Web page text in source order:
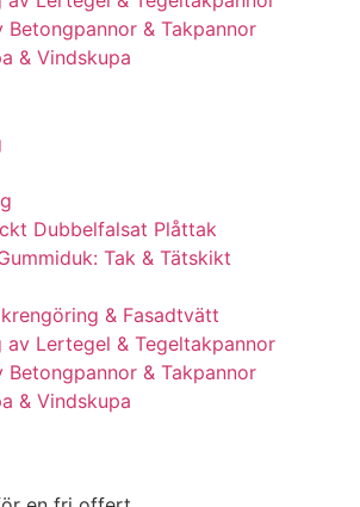
Betongpannor & Takpannor
& Vindskupa
Dubbelfalsat Plåttak
Tak & Tätskikt
& Fasadtvätt
av Lertegel & Tegeltakpannor
Betongpannor & Takpannor
& Vindskupa